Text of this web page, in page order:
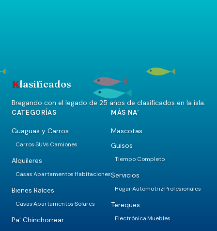
Klasificados
Bregando con el legado de 25 años de clasificados en la isla.
CATEGORÍAS
Guaguas y Carros
Carros·SUVs·Camiones
Alquileres
Casas·Apartamentos·Habitaciones
Bienes Raíces
Casas·Apartamentos·Solares
Pa' Chinchorrear
MÁS NA'
Mascotas
Guisos
Tiempo Completo
Servicios
Hogar·Automotriz·Profesionales
Tereques
Electrónica·Muebles